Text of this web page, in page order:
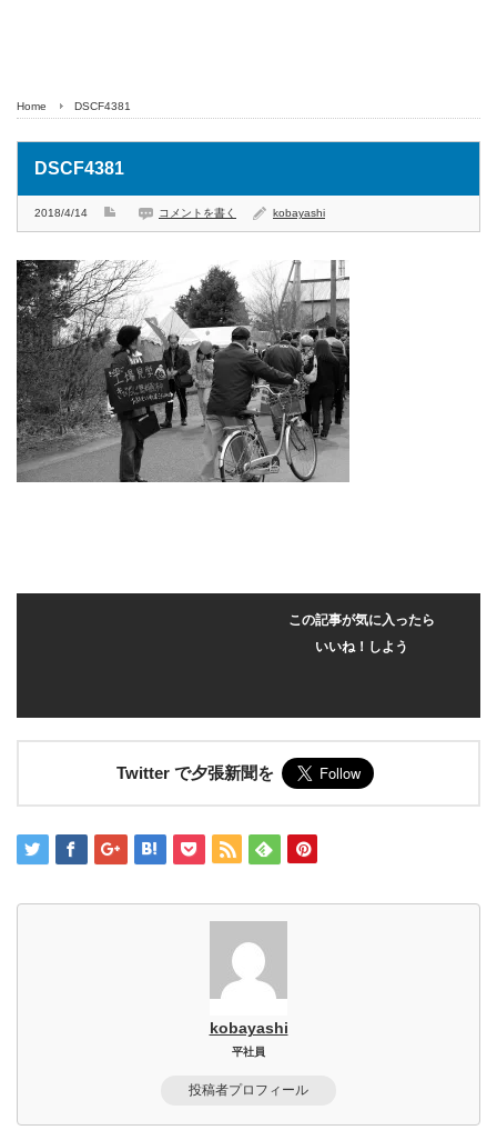
Home DSCF4381
DSCF4381
2018/4/14 コメントを書く kobayashi
この記事が気に入ったら
いいね！しよう
Twitter で夕張新聞を
kobayashi
平社員
投稿者プロフィール